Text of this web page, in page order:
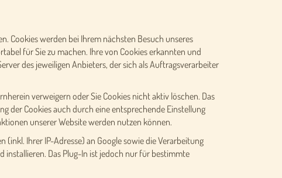
Cookies werden bei Ihrem nächsten Besuch unseres
für Sie zu machen. Ihre von Cookies erkannten und
des jeweiligen Anbieters, der sich als Auftragsverarbeiter
verweigern oder Sie Cookies nicht aktiv löschen. Das
der Cookies auch durch eine entsprechende Einstellung
unserer Website werden nutzen können.
Ihrer IP-Adresse) an Google sowie die Verarbeitung
installieren. Das Plug-In ist jedoch nur für bestimmte